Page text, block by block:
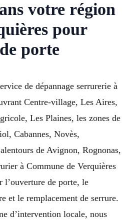
votre région
pour
porte
de dépannage serrurerie à
Centre-village, Les Aires,
Les Plaines, les zones de
Cabannes, Novès,
de Avignon, Rognonas,
à Commune de Verquières
l’ouverture de porte, le
et le remplacement de serrure.
d’intervention locale, nous